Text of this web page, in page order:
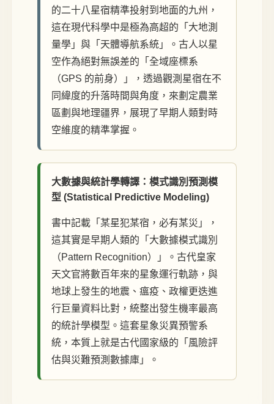
的二十八星宿精準投射到地面的九州，
這在現代科學中是極為高超的「大地測
量學」與「天體導航系統」。古人以星
空作為絕對無誤差的「全域座標系
（GPS 的前身）」，透過觀測星宿在不
同緯度的升落時間與角度，來劃定農業
區劃與地理疆界，展現了早期人類對時
空維度的精準掌握。
大數據與統計學轉譯：模式識別預測模
型 (Statistical Predictive Modeling)
書中記載「某星犯某宿，必有某災」，
這其實是早期人類的「大數據模式識別
（Pattern Recognition）」。古代皇家
天文官將數百年來的星象運行軌跡，與
地球上發生的地震、瘟疫、政權更迭進
行巨量資料比對，統整出發生機率最高
的統計學模型。這套星象災異預警系
統，本質上就是古代國家級的「風險評
估與災難預測數據庫」。